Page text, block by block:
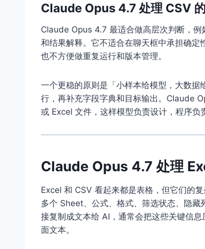
Claude Opus 4.7 处理 CSV
Claude Opus 4.7 最适合做高层次判断，
和结果解释。它不适合在聊天框中承担确定
也不方便做重复运行和版本管理。
一个更稳的原则是「小样本给模型，大数
行，再补充字段字典和目标输出。Claude
或 Excel 文件，这样模型负责设计，程序负
Claude Opus 4.7 处理
Excel 和 CSV 看起来都是表格，但它们的
多个 Sheet、公式、格式、筛选状态、隐
接复制成文本给 AI，通常会把这些关键信
面文本。